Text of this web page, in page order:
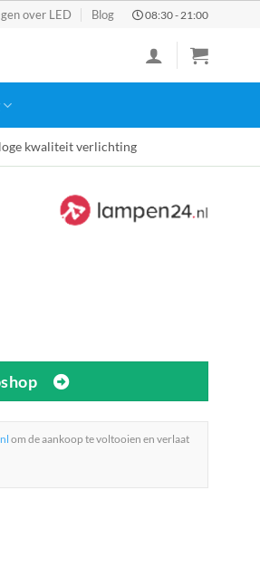
over LED Blog 08:30 - 21:00
kwaliteit verlichting
om de aankoop te voltooien en verlaat